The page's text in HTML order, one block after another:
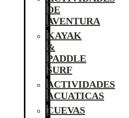
DE
AVENTURA
KAYAK
&
PADDLE
SURF
ACTIVIDADES
ACUATICAS
CUEVAS